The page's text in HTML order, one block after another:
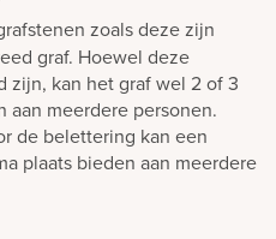
zoals deze zijn
graf. Hoewel deze
zijn, kan het graf wel 2 of 3
aan meerdere personen.
de belettering kan een
plaats bieden aan meerdere